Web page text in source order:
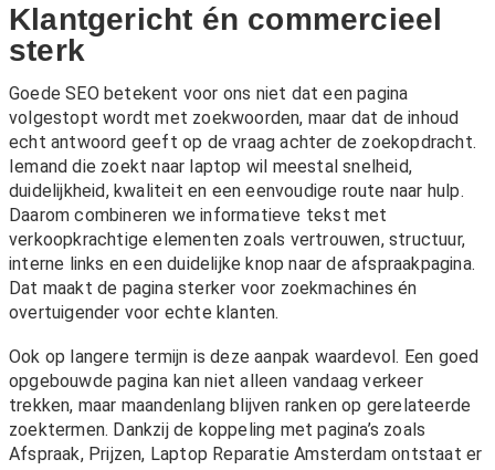
Klantgericht én commercieel
sterk
Goede SEO betekent voor ons niet dat een pagina
volgestopt wordt met zoekwoorden, maar dat de inhoud
echt antwoord geeft op de vraag achter de zoekopdracht.
Iemand die zoekt naar laptop wil meestal snelheid,
duidelijkheid, kwaliteit en een eenvoudige route naar hulp.
Daarom combineren we informatieve tekst met
verkoopkrachtige elementen zoals vertrouwen, structuur,
interne links en een duidelijke knop naar de afspraakpagina.
Dat maakt de pagina sterker voor zoekmachines én
overtuigender voor echte klanten.
Ook op langere termijn is deze aanpak waardevol. Een goed
opgebouwde pagina kan niet alleen vandaag verkeer
trekken, maar maandenlang blijven ranken op gerelateerde
zoektermen. Dankzij de koppeling met pagina’s zoals
Afspraak, Prijzen, Laptop Reparatie Amsterdam ontstaat er